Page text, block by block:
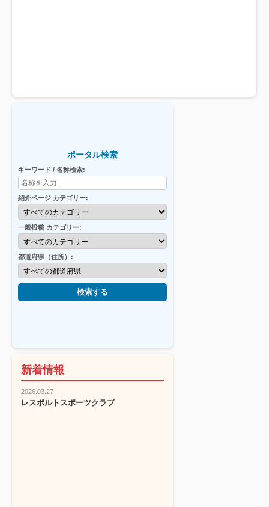
ポータル検索
キーワード / 名称検索:
紹介ページ カテゴリー:
一般投稿 カテゴリー:
都道府県（住所）:
検索する
新着情報
2026.03.27
レスポルトスポーツクラブ